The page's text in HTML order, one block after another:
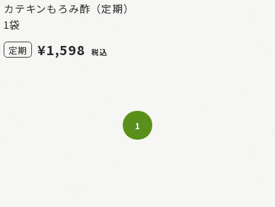
カテキンもろみ酢（定期）
1袋
定期 ¥1,598 税込
1